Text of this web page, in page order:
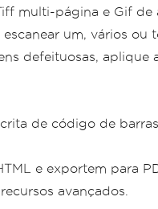
multi-página e Gif de
um, vários
defeituosas, aplique
de código de
e exportem para
avançados.